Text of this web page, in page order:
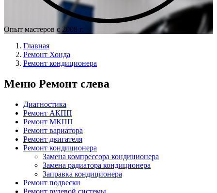
Опыт мастеров с 2008 г.
Главная
Ремонт Хонда
Ремонт кондиционера
Меню Ремонт слева
Диагностика
Ремонт АКПП
Ремонт МКПП
Ремонт вариатора
Ремонт двигателя
Ремонт кондиционера
Замена компрессора кондиционера
Замена радиатора кондиционера
Заправка кондиционера
Ремонт подвески